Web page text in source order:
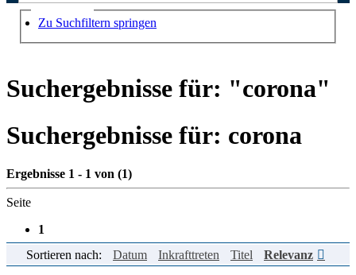
Suchen
Zu Suchfiltern springen
Suchergebnisse für: "corona"
Suchergebnisse für: corona
Ergebnisse 1 - 1 von (1)
Seite
1
Einträge pro Seite
Sortieren nach: Datum Inkrafttreten Titel Relevanz